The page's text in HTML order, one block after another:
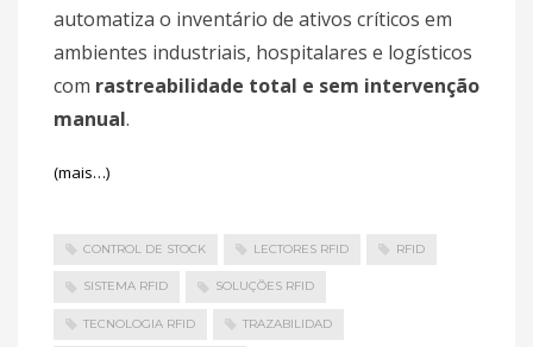
automatiza o inventário de ativos críticos em
ambientes industriais, hospitalares e logísticos
com rastreabilidade total e sem intervenção
manual.
(mais…)
CONTROL DE STOCK LECTORES RFID RFID
SISTEMA RFID SOLUÇÕES RFID
TECNOLOGIA RFID TRAZABILIDAD